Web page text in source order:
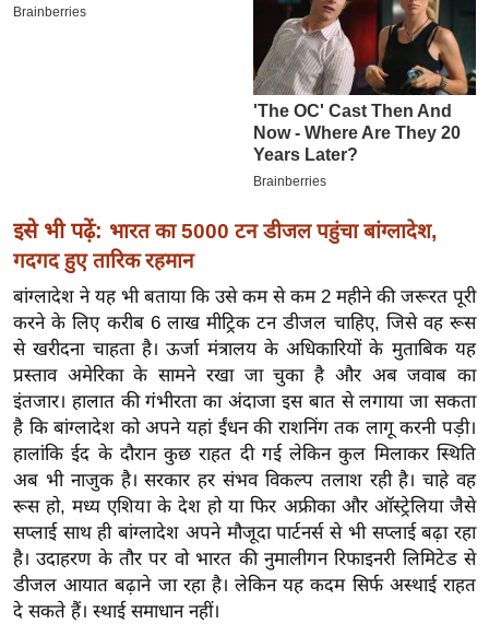
मि
ल
श
य
त
यं
ग
इं
डि
या
सा
हि
त्य
ज
इसे भी पढ़ें: भारत का 5000 टन डीजल पहुंचा बांग्लादेश,
गदगद हुए तारिक रहमान
बांग्लादेश ने यह भी बताया कि उसे कम से कम 2 महीने की जरूरत पूरी
करने के लिए करीब 6 लाख मीट्रिक टन डीजल चाहिए, जिसे वह रूस
से खरीदना चाहता है। ऊर्जा मंत्रालय के अधिकारियों के मुताबिक यह
प्रस्ताव अमेरिका के सामने रखा जा चुका है और अब जवाब का
इंतजार। हालात की गंभीरता का अंदाजा इस बात से लगाया जा सकता
है कि बांग्लादेश को अपने यहां ईंधन की राशनिंग तक लागू करनी पड़ी।
हालांकि ईद के दौरान कुछ राहत दी गई लेकिन कुल मिलाकर स्थिति
अब भी नाजुक है। सरकार हर संभव विकल्प तलाश रही है। चाहे वह
रूस हो, मध्य एशिया के देश हो या फिर अफ्रीका और ऑस्ट्रेलिया जैसे
सप्लाई साथ ही बांग्लादेश अपने मौजूदा पार्टनर्स से भी सप्लाई बढ़ा रहा
है। उदाहरण के तौर पर वो भारत की नुमालीगन रिफाइनरी लिमिटेड से
डीजल आयात बढ़ाने जा रहा है। लेकिन यह कदम सिर्फ अस्थाई राहत
दे सकते हैं। स्थाई समाधान नहीं।